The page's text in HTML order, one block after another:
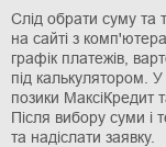
Слід обрати суму та
на сайті з
графік платежів,
під калькулятором.
позики МаксіКредит
Після вибору суми і
та надіслати заявку.